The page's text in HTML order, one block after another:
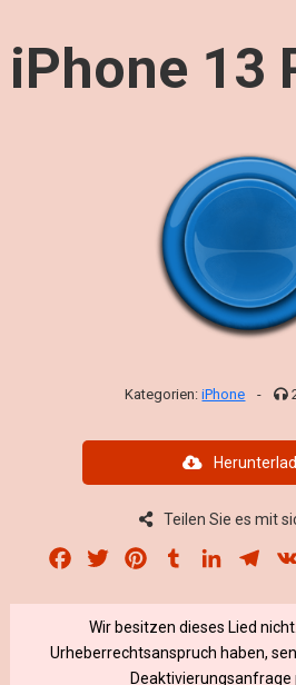
iPhone 13
Kategorien:iPhone -
Teilen Sie es mit
Facebook
Twitter PinterestTumblrLinkedIn
Wir besitzen dieses Lied
Urheberrechtsanspruch haben,
Deaktivierungsanfrage